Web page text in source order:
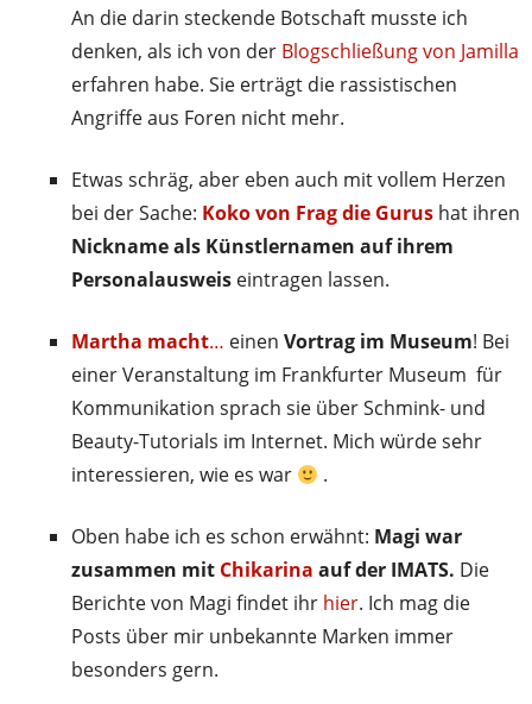
An die darin steckende Botschaft musste ich
denken, als ich von der Blogschließung von Jamilla
erfahren habe. Sie erträgt die rassistischen
Angriffe aus Foren nicht mehr.
Etwas schräg, aber eben auch mit vollem Herzen
bei der Sache: Koko von Frag die Gurus hat ihren
Nickname als Künstlernamen auf ihrem
Personalausweis eintragen lassen.
Martha macht… einen Vortrag im Museum! Bei
einer Veranstaltung im Frankfurter Museum für
Kommunikation sprach sie über Schmink- und
Beauty-Tutorials im Internet. Mich würde sehr
interessieren, wie es war
.
Oben habe ich es schon erwähnt: Magi war
zusammen mit Chikarina auf der IMATS. Die
Berichte von Magi findet ihr hier. Ich mag die
Posts über mir unbekannte Marken immer
besonders gern.